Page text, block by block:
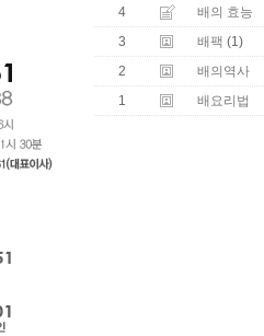
4 배의 효능
3
배팩 (1)
2
배의역사
1
배요리법